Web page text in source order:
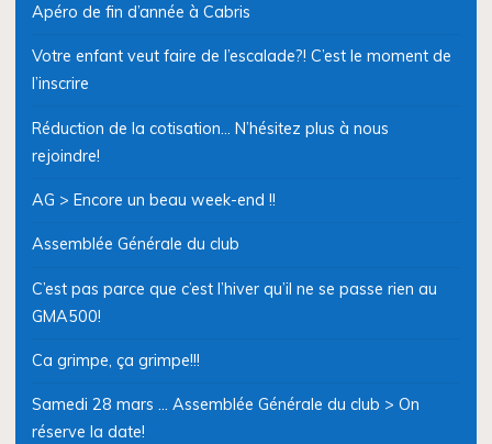
Apéro de fin d’année à Cabris
Votre enfant veut faire de l’escalade?! C’est le moment de
l’inscrire
Réduction de la cotisation… N’hésitez plus à nous
rejoindre!
AG > Encore un beau week-end !!
Assemblée Générale du club
C’est pas parce que c’est l’hiver qu’il ne se passe rien au
GMA500!
Ca grimpe, ça grimpe!!!
Samedi 28 mars … Assemblée Générale du club > On
réserve la date!